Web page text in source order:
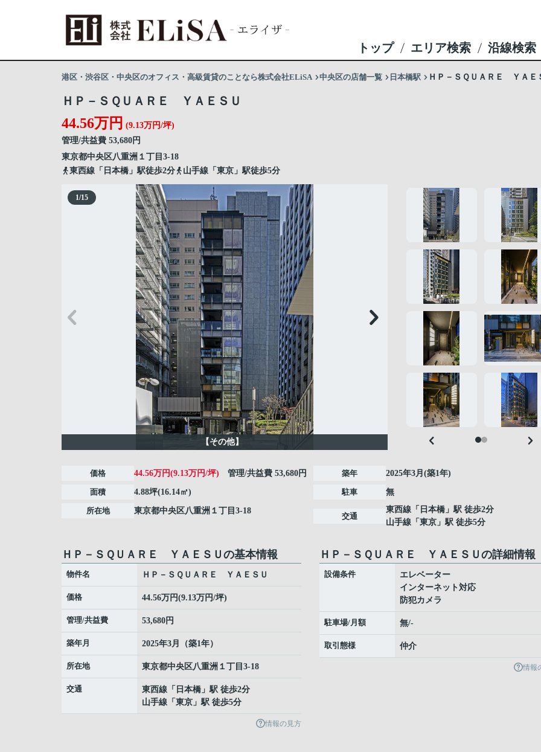
トップ エリア検索 沿線検索
港区・渋谷区・中央区のオフィス・高級賃貸のことなら株式会社ELiSA 中央区の店舗一覧 日本橋駅 ＨＰ－ＳＱＵＡＲＥ ＹＡＥ
ＨＰ－ＳＱＵＡＲＥ ＹＡＥＳＵ
44.56万円 (9.13万円/坪)
管理/共益費 53,680円
東京都中央区八重洲 １丁目3-18
東西線「日本橋」駅徒歩2分
山手線「東京」駅徒歩5分
1/15
【その他】
価格 44.56万円(9.13万円/坪) 管理/共益費 53,680円
面積 4.88坪(16.14㎡)
所在地 東京都中央区八重洲 １丁目3-18
築年 2025年3月(築1年)
駐車 無
交通
東西線 「 日本橋 」駅 徒歩2分
山手線 「 東京 」駅 徒歩5分
ＨＰ－ＳＱＵＡＲＥ ＹＡＥＳＵの基本情報
物件名 ＨＰ－ＳＱＵＡＲＥ ＹＡＥＳＵ
価格 44.56万円(9.13万円/坪)
管理/共益費 53,680円
築年月 2025年3月（築1年）
所在地 東京都中央区八重洲 １丁目3-18
交通 東西線 「 日本橋 」駅 徒歩2分
山手線 「 東京 」駅 徒歩5分
情報の見方
ＨＰ－ＳＱＵＡＲＥ ＹＡＥＳＵの詳細情報
設備条件
エレベーター
インターネット対応
防犯カメラ
駐車場/月額 無/-
取引態様 仲介
情報